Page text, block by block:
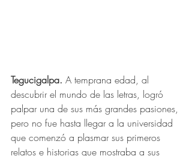
Tegucigalpa. A temprana edad, al
descubrir el mundo de las letras, logró
palpar una de sus más grandes pasiones,
pero no fue hasta llegar a la universidad
que comenzó a plasmar sus primeros
relatos e historias que mostraba a sus